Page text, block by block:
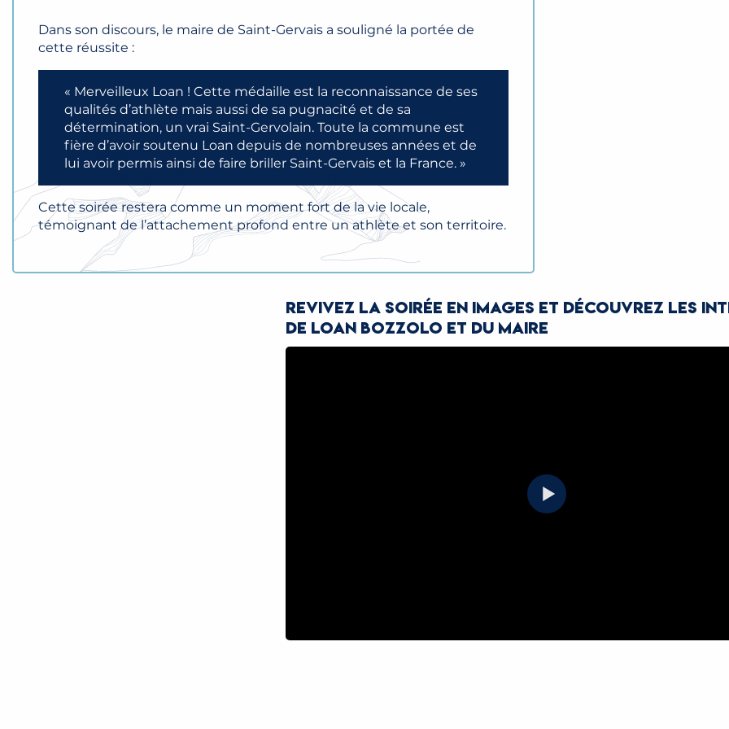
Dans son discours, le maire de Saint-Gervais a souligné la portée de
cette réussite :
« Merveilleux Loan ! Cette médaille est la reconnaissance de ses
qualités d’athlète mais aussi de sa pugnacité et de sa
détermination, un vrai Saint-Gervolain. Toute la commune est
fière d’avoir soutenu Loan depuis de nombreuses années et de
lui avoir permis ainsi de faire briller Saint-Gervais et la France. »
Cette soirée restera comme un moment fort de la vie locale,
témoignant de l’attachement profond entre un athlète et son territoire.
Revivez la soirée en images et découvrez les
de Loan Bozzolo et du Maire